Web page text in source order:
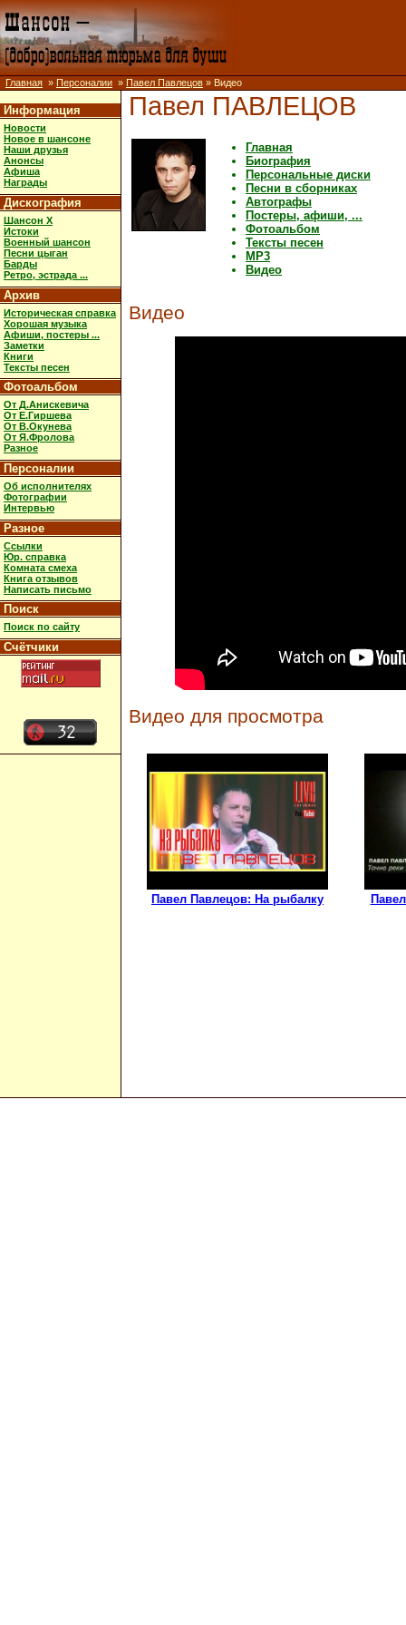
Главная » Персоналии » Павел Павлецов » Видео
Информация
Новости
Новое в шансоне
Наши друзья
Анонсы
Афиша
Награды
Дискография
Шансон X
Истоки
Военный шансон
Песни цыган
Барды
Ретро, эстрада ...
Архив
Историческая справка
Хорошая музыка
Афиши, постеры ...
Заметки
Книги
Тексты песен
Фотоальбом
От Д.Анискевича
От Е.Гиршева
От В.Окунева
От Я.Фролова
Разное
Персоналии
Об исполнителях
Фотографии
Интервью
Разное
Ссылки
Юр. справка
Комната смеха
Книга отзывов
Написать письмо
Поиск
Поиск по сайту
Счётчики
Павел ПАВЛЕЦОВ
Главная
Биография
Персональные диски
Песни в сборниках
Автографы
Постеры, афиши, ...
Фотоальбом
Тексты песен
MP3
Видео
Видео
Видео для просмотра
Павел Павлецов: На рыбалку